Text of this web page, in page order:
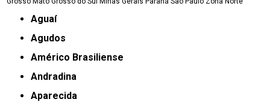
Aguaí
Agudos
Américo Brasiliense
Andradina
Aparecida